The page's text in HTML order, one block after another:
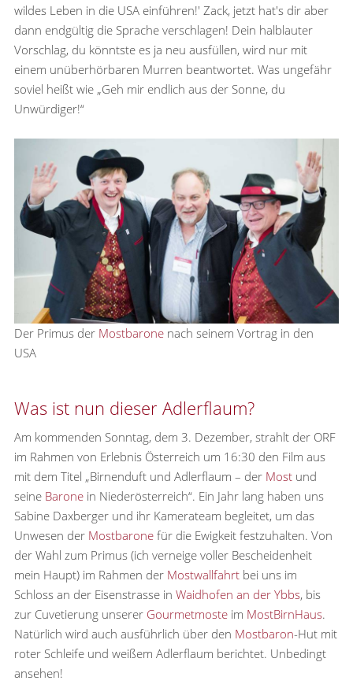
wildes Leben in die USA einführen!' Zack, jetzt hat's dir aber
dann endgültig die Sprache verschlagen! Dein halblauter
Vorschlag, du könntste es ja neu ausfüllen, wird nur mit
einem unüberhörbaren Murren beantwortet. Was ungefähr
soviel heißt wie „Geh mir endlich aus der Sonne, du
Unwürdiger!“
Der Primus der Mostbarone nach seinem Vortrag in den
USA
Was ist nun dieser Adlerflaum?
Am kommenden Sonntag, dem 3. Dezember, strahlt der ORF
im Rahmen von Erlebnis Österreich um 16:30 den Film aus
mit dem Titel „Birnenduft und Adlerflaum – der Most und
seine Barone in Niederösterreich“. Ein Jahr lang haben uns
Sabine Daxberger und ihr Kamerateam begleitet, um das
Unwesen der Mostbarone für die Ewigkeit festzuhalten. Von
der Wahl zum Primus (ich verneige voller Bescheidenheit
mein Haupt) im Rahmen der Mostwallfahrt bei uns im
Schloss an der Eisenstrasse inWaidhofen an der Ybbs, bis
zur Cuvetierung unserer Gourmetmoste im MostBirnHaus.
Natürlich wird auch ausführlich über den Mostbaron-Hut mit
roter Schleife und weißem Adlerflaum berichtet. Unbedingt
ansehen!